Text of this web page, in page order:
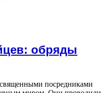
обряды
посредниками